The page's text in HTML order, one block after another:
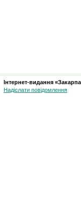
Інтернет-видання
Надіслати повідомлення